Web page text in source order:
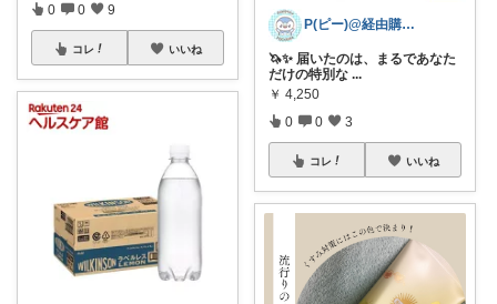
0 0 9
コレ いいね
P(ピー)@経由購入します！
🦄✨ 届いたのは、まるであなた
だけの特別な ...
￥ 4,250
0 0 3
コレ いいね